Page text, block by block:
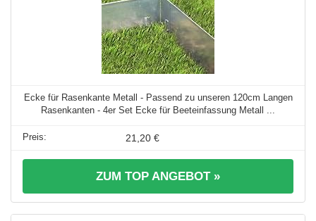
Ecke für Rasenkante Metall - Passend zu unseren 120cm Langen
Rasenkanten - 4er Set Ecke für Beeteinfassung Metall ...
21,20 €
ZUM TOP ANGEBOT »